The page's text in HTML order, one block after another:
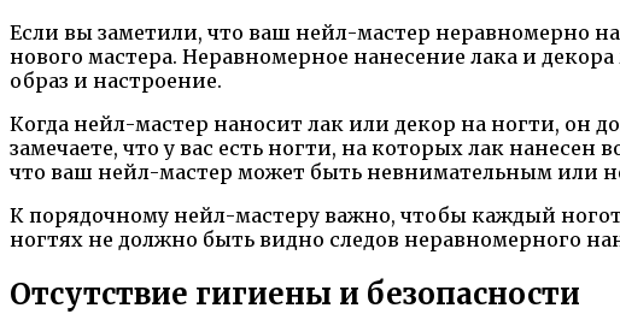
Если вы заметили, что ваш нейл-мастер неравномерно
нового мастера. Неравномерное нанесение лака и
образ и настроение.
Когда нейл-мастер наносит лак или декор на ногти, он
замечаете, что у вас есть ногти, на которых лак
что ваш нейл-мастер может быть невнимательным или
К порядочному нейл-мастеру важно, чтобы каждый
ногтях не должно быть видно следов неравномерного
Отсутствие гигиены и безопасности